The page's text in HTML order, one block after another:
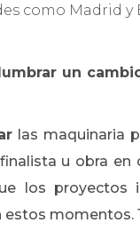
como Madrid y
un
las maquinaria
u obra en
los proyectos
momentos.